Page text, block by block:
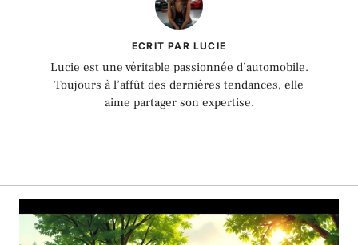
ECRIT PAR LUCIE
Lucie est une véritable passionnée d’automobile.
Toujours à l’affût des dernières tendances, elle
aime partager son expertise.